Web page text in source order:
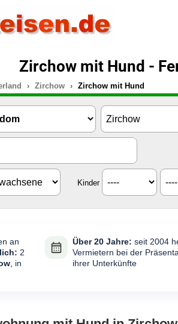
Zirchow mit Hund -
Zirchow Zirchow mit Hund
Kinder
an
2
, in
Über 20 Jahre: seit 2004
Vermietern bei der
ihrer Unterkünfte